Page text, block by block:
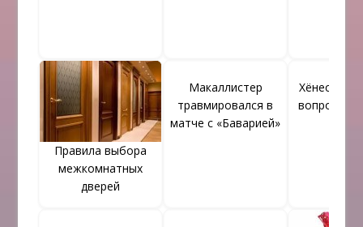
Правила выбора
межкомнатных
дверей
Макаллистер
травмировался в
матче с «Баварией»
Хёнесс
вопрос